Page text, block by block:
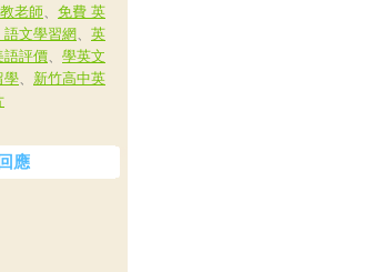
老師、 免費 英
文學習網、 英
語評價、 學英文
學、 新竹高中英
應